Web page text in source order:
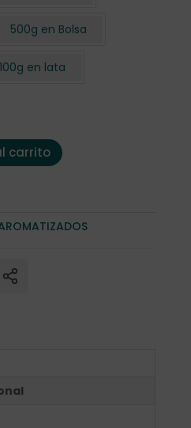
500g en Bolsa
100g en lata
Noel 1 Kg. cantidad
carrito